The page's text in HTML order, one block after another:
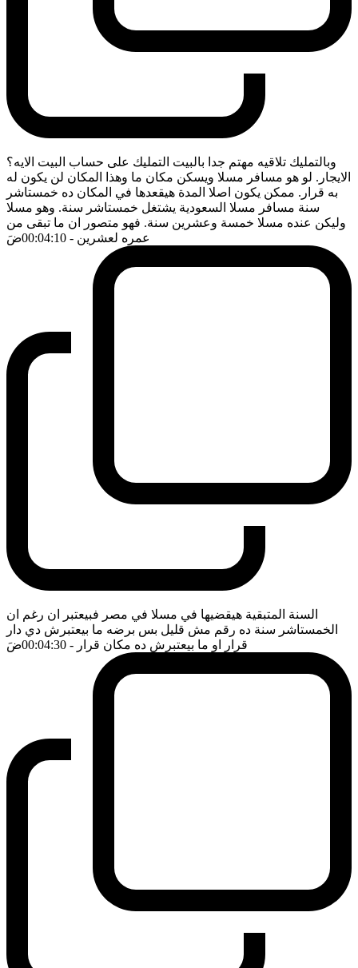
وبالتمليك تلاقيه مهتم جدا بالبيت التمليك على حساب البيت الايه؟
الايجار. لو هو مسافر مسلا ويسكن مكان ما وهذا المكان لن يكون له
به قرار. ممكن يكون اصلا المدة هيقعدها في المكان ده خمستاشر
سنة مسافر مسلا السعودية يشتغل خمستاشر سنة. وهو مسلا
وليكن عنده مسلا خمسة وعشرين سنة. فهو متصور ان ما تبقى من
عمره لعشرين - 00:04:10 ضَ
السنة المتبقية هيقضيها في مسلا في مصر فبيعتبر ان رغم ان
الخمستاشر سنة ده رقم مش قليل بس برضه ما بيعتبرش دي دار
قرار او ما بيعتبرش ده مكان قرار - 00:04:30 ضَ